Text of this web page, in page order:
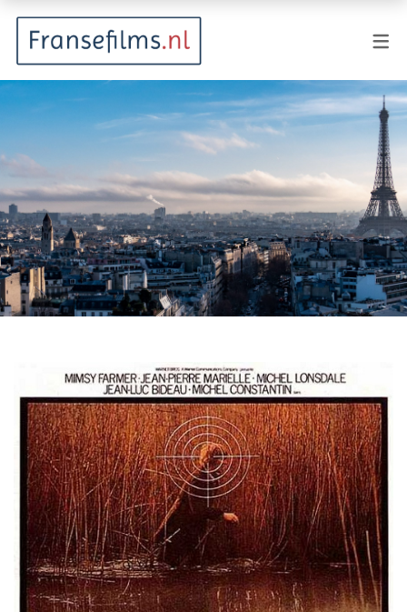
Animatie
Documentaire
Drama
Fantasy
Horror
Kostuumdrama
Misdaad
Musical
Oorlogsfilm
Romantische komedie
Thriller